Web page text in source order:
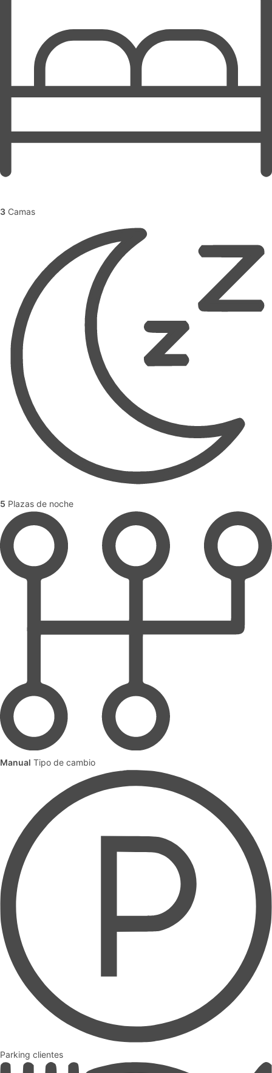
3 Camas
5 Plazas de noche
Manual Tipo de cambio
Parking clientes